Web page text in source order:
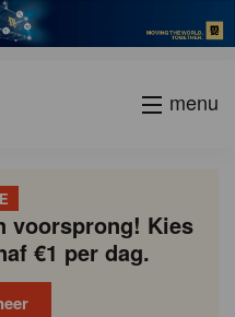
menu
voorsprong! Kies
€1 per dag.